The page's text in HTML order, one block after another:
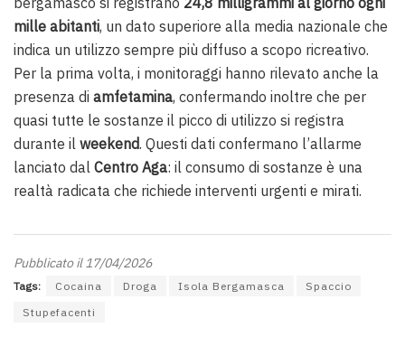
mille abitanti, un dato superiore alla media nazionale che
indica un utilizzo sempre più diffuso a scopo ricreativo.
Per la prima volta, i monitoraggi hanno rilevato anche la
presenza di amfetamina, confermando inoltre che per
quasi tutte le sostanze il picco di utilizzo si registra
durante il weekend. Questi dati confermano l’allarme
lanciato dal Centro Aga: il consumo di sostanze è una
realtà radicata che richiede interventi urgenti e mirati.
Pubblicato il 17/04/2026
Tags: Cocaina Droga Isola Bergamasca
Spaccio
Stupefacenti